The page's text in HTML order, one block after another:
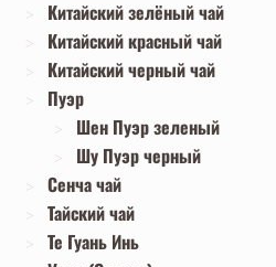
Китайский зелёный чай
Китайский красный чай
Китайский черный чай
Пуэр
Шен Пуэр зеленый
Шу Пуэр черный
Сенча чай
Тайский чай
Те Гуань Инь